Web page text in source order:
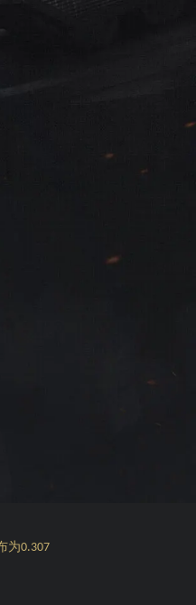
为0.307